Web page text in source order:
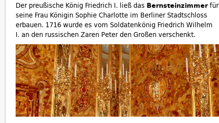
Der preußische König Friedrich I. ließ das Bernsteinzimmerfür
seine Frau Königin Sophie Charlotte im Berliner Stadtschloss
erbauen. 1716 wurde es vom Soldatenkönig Friedrich Wilhelm
I. an den russischen Zaren Peter den Großen verschenkt.